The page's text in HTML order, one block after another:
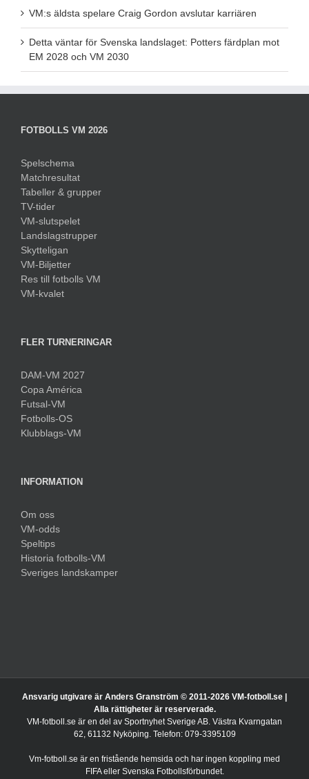
VM:s äldsta spelare Craig Gordon avslutar karriären
Detta väntar för Svenska landslaget: Potters färdplan mot
EM 2028 och VM 2030
FOTBOLLS VM 2026
Spelschema
Matchresultat
Tabeller & grupper
TV-tider
VM-slutspelet
Landslagstrupper
Skytteligan
VM-Biljetter
Res till fotbolls VM
VM-kvalet
FLER TURNERINGAR
DAM-VM 2027
Copa América
Futsal-VM
Fotbolls-OS
Klubblags-VM
INFORMATION
Om oss
VM-odds
Speltips
Historia fotbolls-VM
Sveriges landskamper
Ansvarig utgivare är Anders Granström © 2011-2026 VM-fotboll.se |
Alla rättigheter är reserverade.
VM-fotboll.se är en del av Sportnyhet Sverige AB. Västra Kvarngatan
62, 61132 Nyköping. Telefon: 079-3395109
Vm-fotboll.se är en fristående hemsida och har ingen koppling med
FIFA eller Svenska Fotbollsförbundet.